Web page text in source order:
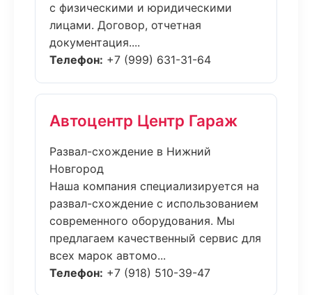
с физическими и юридическими
лицами. Договор, отчетная
документация....
Телефон: +7 (999) 631-31-64
Автоцентр Центр Гараж
Развал-схождение в Нижний
Новгород
Наша компания специализируется на
развал-схождение с использованием
современного оборудования. Мы
предлагаем качественный сервис для
всех марок автомо...
Телефон: +7 (918) 510-39-47